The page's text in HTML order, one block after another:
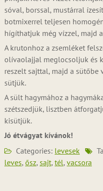
sóval, borssal, mustárral
botmixerrel teljesen
hígíthatjuk még vízzel, majd
A krutonhoz a zsemléket
olívaolajjal meglocsoljuk és
reszelt sajttal, majd a sütőbe
sütjük.
A sült hagymához a
szétszedjük, lisztben
kisütjük.
Jó étvágyat kívánok!
Categories: levesek
leves, ősz, sajt, tél, vacsora